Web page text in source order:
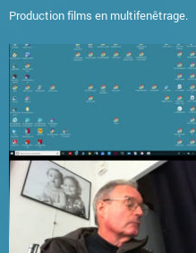
Production films en multifenêtrage.